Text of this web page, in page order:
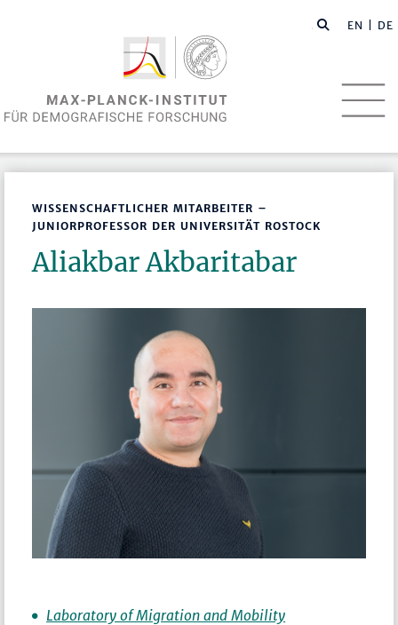
EN | DE
WISSENSCHAFTLICHER MITARBEITER –
JUNIORPROFESSOR DER UNIVERSITÄT ROSTOCK
Aliakbar Akbaritabar
Laboratory of Migration and Mobility